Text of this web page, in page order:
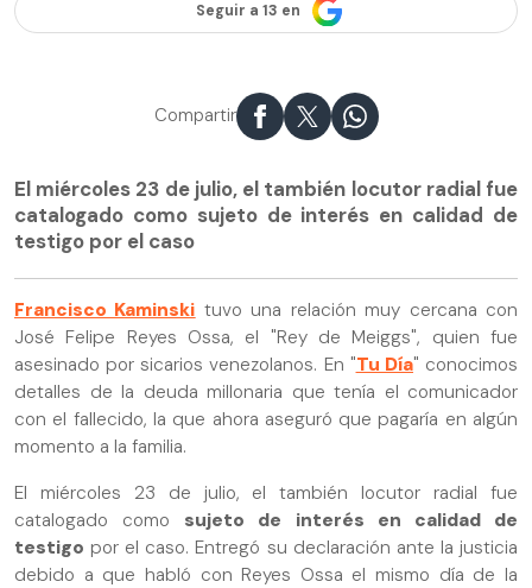
Seguir a 13 en
Compartir
El miércoles 23 de julio, el también locutor radial fue
catalogado como sujeto de interés en calidad de
testigo por el caso
Francisco Kaminski tuvo una relación muy cercana con
José Felipe Reyes Ossa, el "Rey de Meiggs", quien fue
asesinado por sicarios venezolanos. En "Tu Día" conocimos
detalles de la deuda millonaria que tenía el comunicador
con el fallecido, la que ahora aseguró que pagaría en algún
momento a la familia.
El miércoles 23 de julio, el también locutor radial fue
catalogado como sujeto de interés en calidad de
testigo por el caso. Entregó su declaración ante la justicia
debido a que habló con Reyes Ossa el mismo día de la